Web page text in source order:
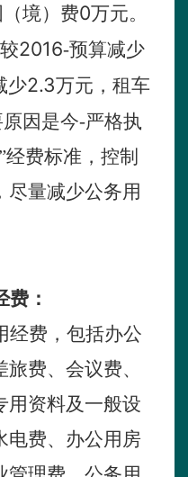
境）费0万元。
2016-预算减少
少2.3万元，租车
原因是今-严格执
费标准，控制
尽量减少公务用
费：
经费，包括办公
费、会议费、
用资料及一般设
电费、办公用房